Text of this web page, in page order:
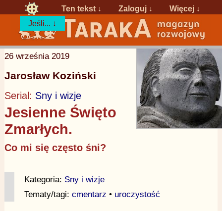
Ten tekst ↓ Zaloguj ↓
Więcej ↓
Jeśli... ↓
26 września 2019
Jarosław Koziński
Serial: Sny i wizje
Jesienne Święto
Zmarłych.
Co mi się często śni?
Kategoria: Sny i wizje
Tematy/tagi: cmentarz • uroczystość